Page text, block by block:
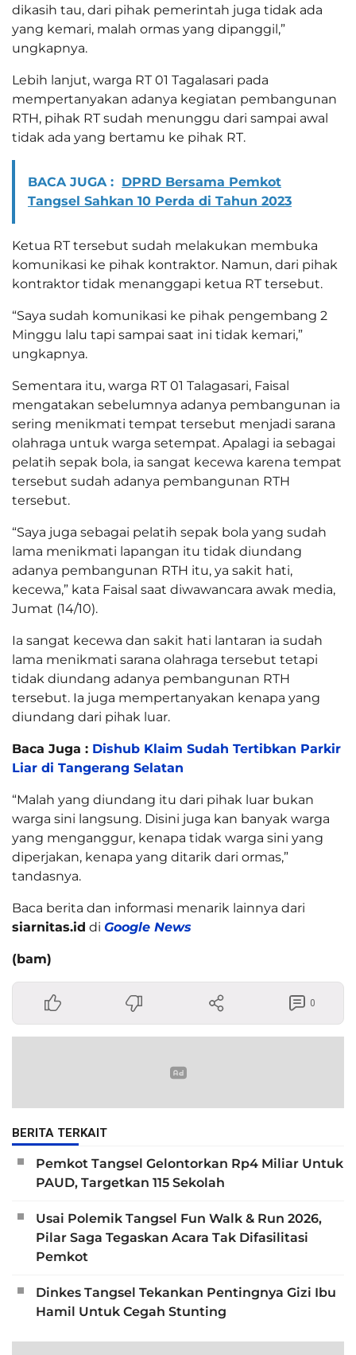
dikasih tau, dari pihak pemerintah juga tidak ada
yang kemari, malah ormas yang dipanggil,”
ungkapnya.
Lebih lanjut, warga RT 01 Tagalasari pada
mempertanyakan adanya kegiatan pembangunan
RTH, pihak RT sudah menunggu dari sampai awal
tidak ada yang bertamu ke pihak RT.
BACA JUGA : DPRD Bersama Pemkot
Tangsel Sahkan 10 Perda di Tahun 2023
Ketua RT tersebut sudah melakukan membuka
komunikasi ke pihak kontraktor. Namun, dari pihak
kontraktor tidak menanggapi ketua RT tersebut.
“Saya sudah komunikasi ke pihak pengembang 2
Minggu lalu tapi sampai saat ini tidak kemari,”
ungkapnya.
Sementara itu, warga RT 01 Talagasari, Faisal
mengatakan sebelumnya adanya pembangunan ia
sering menikmati tempat tersebut menjadi sarana
olahraga untuk warga setempat. Apalagi ia sebagai
pelatih sepak bola, ia sangat kecewa karena tempat
tersebut sudah adanya pembangunan RTH
tersebut.
“Saya juga sebagai pelatih sepak bola yang sudah
lama menikmati lapangan itu tidak diundang
adanya pembangunan RTH itu, ya sakit hati,
kecewa,” kata Faisal saat diwawancara awak media,
Jumat (14/10).
Ia sangat kecewa dan sakit hati lantaran ia sudah
lama menikmati sarana olahraga tersebut tetapi
tidak diundang adanya pembangunan RTH
tersebut. Ia juga mempertanyakan kenapa yang
diundang dari pihak luar.
Baca Juga : Dishub Klaim Sudah Tertibkan Parkir
Liar di Tangerang Selatan
“Malah yang diundang itu dari pihak luar bukan
warga sini langsung. Disini juga kan banyak warga
yang menganggur, kenapa tidak warga sini yang
diperjakan, kenapa yang ditarik dari ormas,”
tandasnya.
Baca berita dan informasi menarik lainnya dari
siarnitas.id di Google News
(bam)
0
BERITA TERKAIT
Pemkot Tangsel Gelontorkan Rp4 Miliar Untuk
PAUD, Targetkan 115 Sekolah
Usai Polemik Tangsel Fun Walk & Run 2026,
Pilar Saga Tegaskan Acara Tak Difasilitasi
Pemkot
Dinkes Tangsel Tekankan Pentingnya Gizi Ibu
Hamil Untuk Cegah Stunting